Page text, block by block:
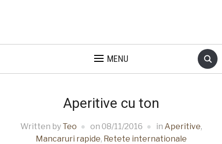
MENU
Aperitive cu ton
Written by Teo on 08/11/2016 in Aperitive,
Mancaruri rapide, Retete internationale